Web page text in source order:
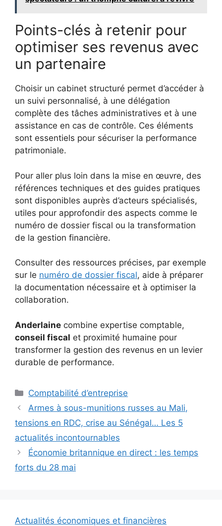
Points-clés à retenir pour
optimiser ses revenus avec
un partenaire
Choisir un cabinet structuré permet d’accéder à
un suivi personnalisé, à une délégation
complète des tâches administratives et à une
assistance en cas de contrôle. Ces éléments
sont essentiels pour sécuriser la performance
patrimoniale.
Pour aller plus loin dans la mise en œuvre, des
références techniques et des guides pratiques
sont disponibles auprès d’acteurs spécialisés,
utiles pour approfondir des aspects comme le
numéro de dossier fiscal ou la transformation
de la gestion financière.
Consulter des ressources précises, par exemple
sur le numéro de dossier fiscal, aide à préparer
la documentation nécessaire et à optimiser la
collaboration.
Anderlaine combine expertise comptable,
conseil fiscal et proximité humaine pour
transformer la gestion des revenus en un levier
durable de performance.
Catégories
Comptabilité d’entreprise
Armes à sous-munitions russes au Mali,
tensions en RDC, crise au Sénégal… Les 5
actualités incontournables
Économie britannique en direct : les temps
forts du 28 mai
Actualités économiques et financières